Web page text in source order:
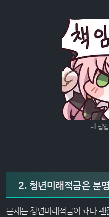
내 납
2. 청년미래적금은 분
문제는 청년미래적금이 꽤나